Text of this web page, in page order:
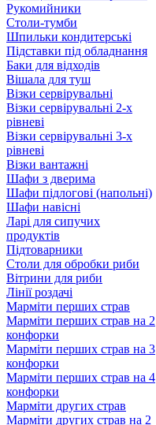
Рукомийники
Столи-тумби
Шпильки кондитерські
Підставки під обладнання
Баки для відходів
Вішала для туш
Візки сервірувальні
Візки сервірувальні 2-х
рівневі
Візки сервірувальні 3-х
рівневі
Візки вантажні
Шафи з дверима
Шафи підлогові (напольні)
Шафи навісні
Ларі для сипучих
продуктів
Підтоварники
Столи для обробки риби
Вітрини для риби
Лінії роздачі
Марміти перших страв
Марміти перших страв на 2
конфорки
Марміти перших страв на 3
конфорки
Марміти перших страв на 4
конфорки
Марміти других страв
Марміти других страв на 2